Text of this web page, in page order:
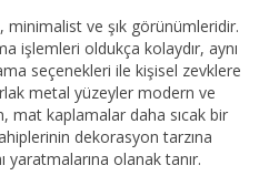
minimalist ve şık görünümleridir.
işlemleri oldukça kolaydır, aynı
seçenekleri ile kişisel zevklere
metal yüzeyler modern ve
mat kaplamalar daha sıcak bir
dekorasyon tarzına
yaratmalarına olanak tanır.